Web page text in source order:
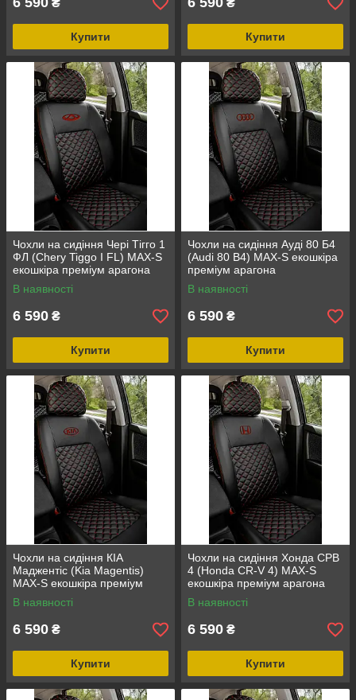
₴
Купити
₴
Купити
Чохли на сидіння Чері Тігго 1
ФЛ (Chery Tiggo I FL) MAX-S
екошкіра преміум арагона
В наявності
6 590 ₴
Купити
Чохли на сидіння Ауді 80 Б4
(Audi 80 B4) MAX-S екошкіра
преміум арагона
В наявності
6 590 ₴
Купити
Чохли на сидіння КІА
Маджентіс (Kia Magentis)
MAX-S екошкіра преміум
арагона
В наявності
6 590 ₴
Купити
Чохли на сидіння Хонда СРВ
4 (Honda CR-V 4) MAX-S
екошкіра преміум арагона
В наявності
6 590 ₴
Купити